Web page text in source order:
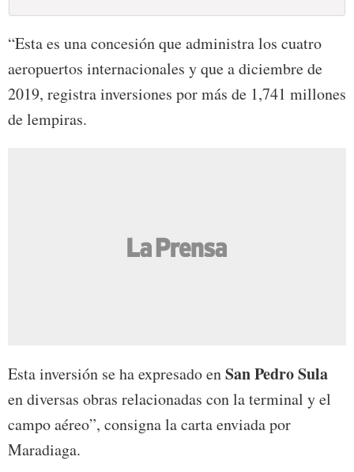
“Esta es una concesión que administra los cuatro
aeropuertos internacionales y que a diciembre de
2019, registra inversiones por más de 1,741 millones
de lempiras.
Esta inversión se ha expresado enSan Pedro Sula
en diversas obras relacionadas con la terminal y el
campo aéreo”, consigna la carta enviada por
Maradiaga.